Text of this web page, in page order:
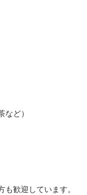
など）
も歓迎しています。